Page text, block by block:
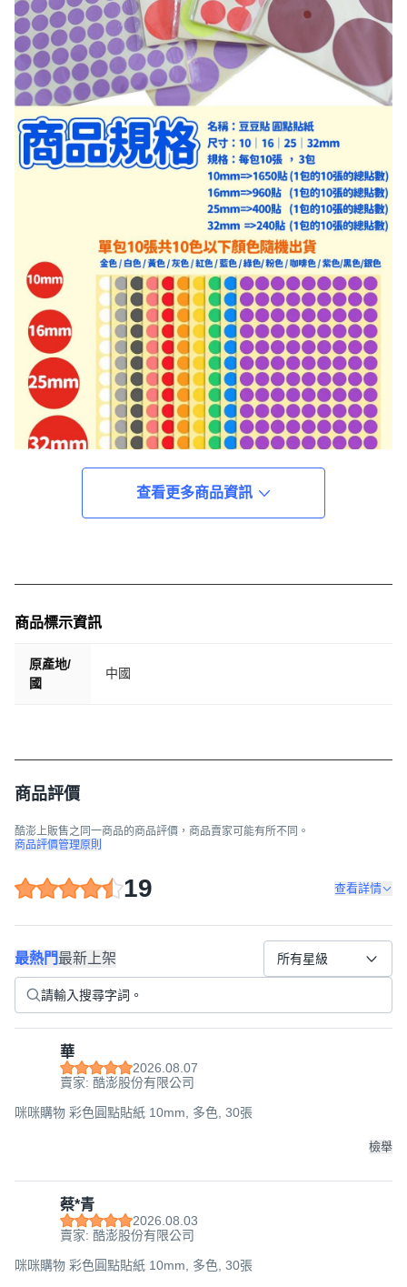
查看更多商品資訊
商品標示資訊
原產地/
國
中國
商品評價
酷澎上販售之同一商品的商品評價，商品賣家可能有所不同。
商品評價管理原則
19 查看詳情
最熱門最新上架 所有星級
華
2026.08.07
賣家: 酷澎股份有限公司
咪咪購物 彩色圓點貼紙 10mm, 多色, 30張
檢舉
蔡*青
2026.08.03
賣家: 酷澎股份有限公司
咪咪購物 彩色圓點貼紙 10mm, 多色, 30張